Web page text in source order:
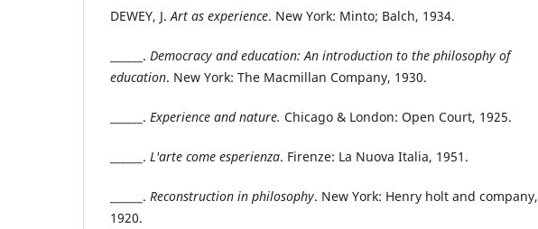
DEWEY, J.Art as experience. New York: Minto; Balch, 1934.
______. Democracy and education: An introduction to the philosophy of
education. New York: The Macmillan Company, 1930.
______. Experience and nature. Chicago & London: Open Court, 1925.
______. L'arte come esperienza. Firenze: La Nuova Italia, 1951.
______. Reconstruction in philosophy. New York: Henry holt and company,
1920.